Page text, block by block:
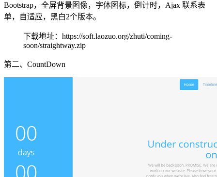
Bootstrap，全屏背景图像，字体图标，倒计时，Ajax 联系表
单，自适应，黑白2个版本。
下载地址：https://soft.laozuo.org/zhuti/coming-
soon/straightway.zip
第二、CountDown